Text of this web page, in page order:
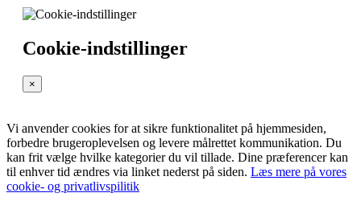
Cookie-indstillinger
×
Vi anvender cookies for at sikre funktionalitet på hjemmesiden,
forbedre brugeroplevelsen og levere målrettet kommunikation. Du
kan frit vælge hvilke kategorier du vil tillade. Dine præferencer kan
til enhver tid ændres via linket nederst på siden. Læs mere på vores
cookie- og privatlivspilitik